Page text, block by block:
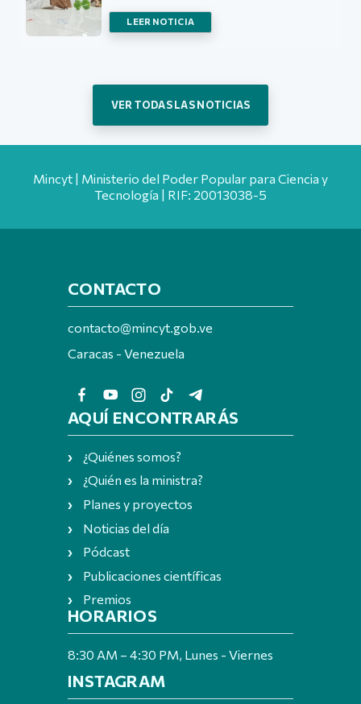
LEER NOTICIA
VER TODAS LAS NOTICIAS
Mincyt | Ministerio del Poder Popular para Ciencia y
Tecnología | RIF: 20013038-5
CONTACTO
contacto@mincyt.gob.ve
Caracas - Venezuela
AQUÍ ENCONTRARÁS
¿Quiénes somos?
¿Quién es la ministra?
Planes y proyectos
Noticias del día
Pódcast
Publicaciones científicas
Premios
HORARIOS
8:30 AM – 4:30 PM, Lunes - Viernes
INSTAGRAM